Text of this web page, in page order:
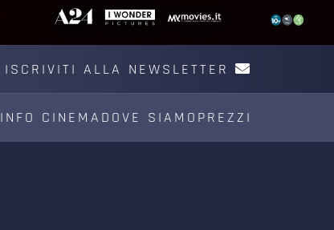
ISCRIVITI ALLA NEWSLETTER
INFO CINEMA DOVE SIAMO PREZZI